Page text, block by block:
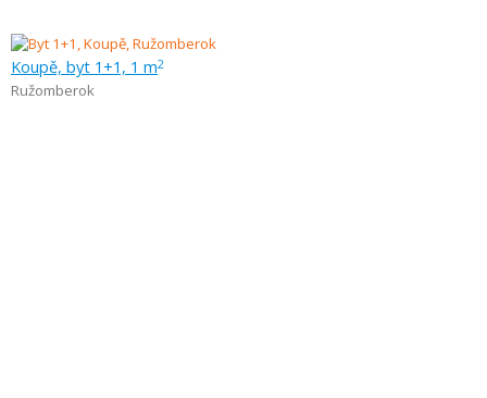
Koupě, byt 1+1, 1 m2
Ružomberok